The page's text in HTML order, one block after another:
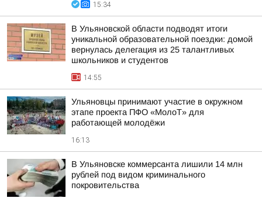
15:34
В Ульяновской области подводят итоги
уникальной образовательной поездки: домой
вернулась делегация из 25 талантливых
школьников и студентов
14:55
Ульяновцы принимают участие в окружном
этапе проекта ПФО «МолоТ» для
работающей молодёжи
16:13
В Ульяновске коммерсанта лишили 14 млн
рублей под видом криминального
покровительства